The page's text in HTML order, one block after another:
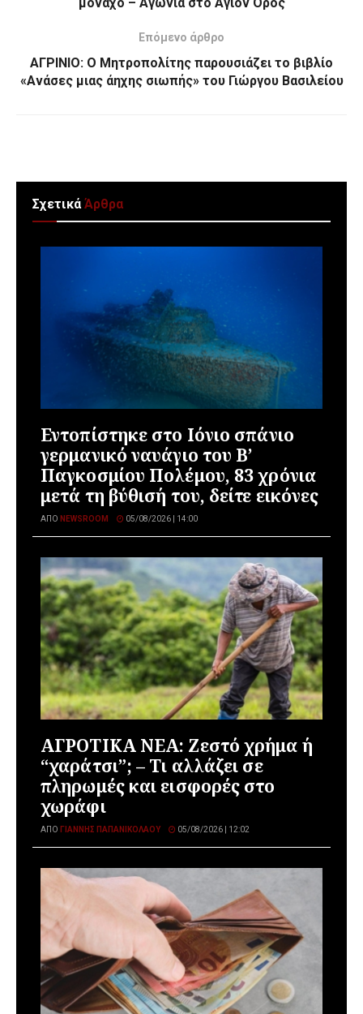
Επόμενο άρθρο
ΑΓΡΙΝΙΟ: Ο Μητροπολίτης παρουσιάζει το βιβλίο
«Ανάσες μιας άηχης σιωπής» του Γιώργου Βασιλείου
ΣχετικάΆρθρα
Εντοπίστηκε στο Ιόνιο σπάνιο
γερμανικό ναυάγιο του Β’
Παγκοσμίου Πολέμου, 83 χρόνια
μετά τη βύθισή του, δείτε εικόνες
ΑΠΌ NEWSROOM 05/08/2026 | 14:00
ΑΓΡΟΤΙΚΑ ΝΕΑ: Ζεστό χρήμα ή
“χαράτσι”; – Τι αλλάζει σε
πληρωμές και εισφορές στο
χωράφι
ΑΠΌ ΓΙΆΝΝΗΣ ΠΑΠΑΝΙΚΟΛΆΟΥ 05/08/2026 | 12:02